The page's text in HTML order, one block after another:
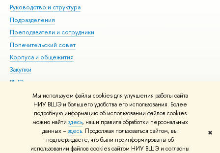
Мы используем файлы cookies для улучшения работы сайта
НИУ ВШЭ и большего удобства его использования. Более
подробную информацию об использовании файлов cookies
можно найти здесь, наши правила обработки персональных
данных –здесь. Продолжая пользоваться сайтом, вы
подтверждаете, что были проинформированы об
использовании файлов cookies сайтом НИУ ВШЭ и согласны
✖
Руководство и структура
Подразделения
Преподаватели и сотрудники
Попечительский совет
Корпуса и общежития
Закупки
ВШЭ для студентов с ограниченными возможностями
здоровья и инвалидностью
Версия для слабовидящих
Единая платежная страница
© НИУ ВШЭ 1993–2026 Адреса и контакты Условия использования